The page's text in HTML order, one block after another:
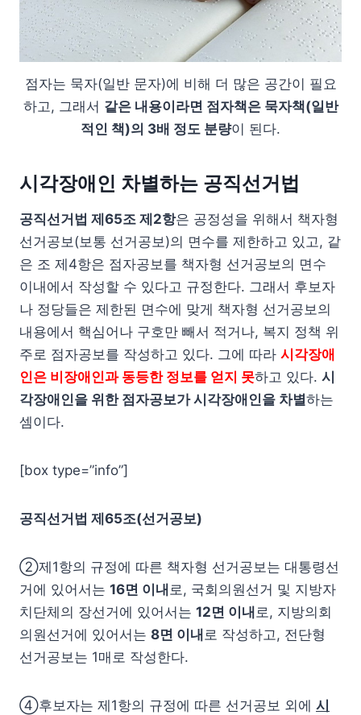
점자는 묵자(일반 문자)에 비해 더 많은 공간이 필요
하고, 그래서 같은 내용이라면 점자책은 묵자책(일반
적인 책)의 3배 정도 분량이 된다.
시각장애인 차별하는 공직선거법
공직선거법 제65조 제2항은 공정성을 위해서 책자형
선거공보(보통 선거공보)의 면수를 제한하고 있고, 같
은 조 제4항은 점자공보를 책자형 선거공보의 면수
이내에서 작성할 수 있다고 규정한다. 그래서 후보자
나 정당들은 제한된 면수에 맞게 책자형 선거공보의
내용에서 핵심어나 구호만 빼서 적거나, 복지 정책 위
주로 점자공보를 작성하고 있다. 그에 따라 시각장애
인은 비장애인과 동등한 정보를 얻지 못하고 있다. 시
각장애인을 위한 점자공보가 시각장애인을 차별하는
셈이다.
[box type=”info”]
공직선거법 제65조(선거공보)
②제1항의 규정에 따른 책자형 선거공보는 대통령선
거에 있어서는 16면 이내 로, 국회의원선거 및 지방자
치단체의 장선거에 있어서는 12면 이내 로, 지방의회
의원선거에 있어서는 8면 이내 로 작성하고, 전단형
선거공보는 1매로 작성한다.
④후보자는 제1항의 규정에 따른 선거공보 외에 시